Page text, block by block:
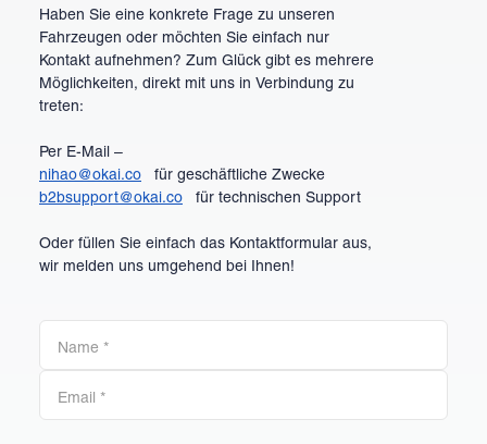
Haben Sie eine konkrete Frage zu unseren
Fahrzeugen oder möchten Sie einfach nur
Kontakt aufnehmen? Zum Glück gibt es mehrere
Möglichkeiten, direkt mit uns in Verbindung zu
treten:
Per E-Mail –
nihao@okai.co für geschäftliche Zwecke
b2bsupport@okai.co für technischen Support
Oder füllen Sie einfach das Kontaktformular aus,
wir melden uns umgehend bei Ihnen!
Name *
Email *